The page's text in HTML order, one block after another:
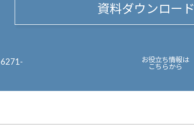
資料ダウンロード
お役立ち情報は
こちらから